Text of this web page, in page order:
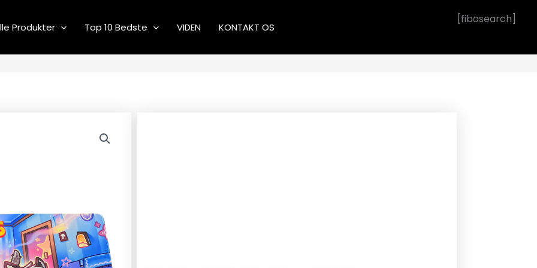
Produkter Top 10 Bedste VIDEN KONTAKT OS
[fibosearch]